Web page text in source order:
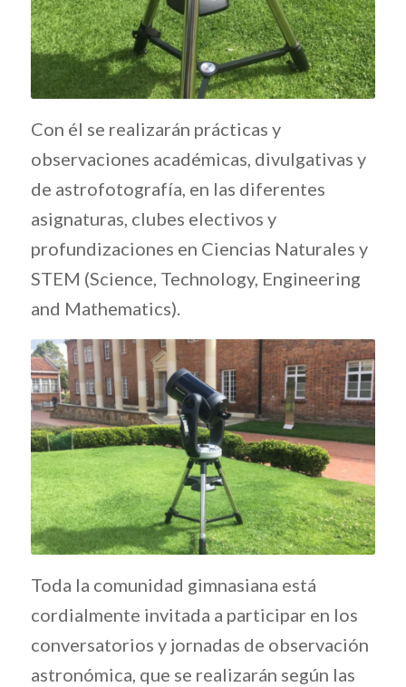
Con él se realizarán prácticas y
observaciones académicas, divulgativas y
de astrofotografía, en las diferentes
asignaturas, clubes electivos y
profundizaciones en Ciencias Naturales y
STEM (Science, Technology, Engineering
and Mathematics).
Toda la comunidad gimnasiana está
cordialmente invitada a participar en los
conversatorios y jornadas de observación
astronómica, que se realizarán según las